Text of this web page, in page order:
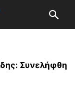
Συνελήφθη